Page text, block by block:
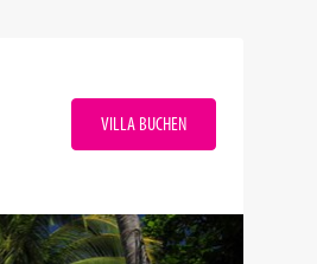
VILLA BUCHEN